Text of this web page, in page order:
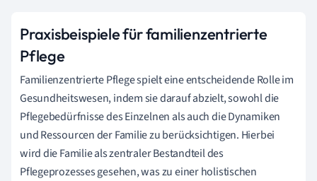
Praxisbeispiele für familienzentrierte
Pflege
Familienzentrierte Pflege spielt eine entscheidende Rolle im
Gesundheitswesen, indem sie darauf abzielt, sowohl die
Pflegebedürfnisse des Einzelnen als auch die Dynamiken
und Ressourcen der Familie zu berücksichtigen. Hierbei
wird die Familie als zentraler Bestandteil des
Pflegeprozesses gesehen, was zu einer holistischen